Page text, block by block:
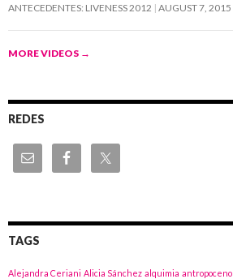
ANTECEDENTES: LIVENESS 2012 AUGUST 7, 2015
MORE VIDEOS →
REDES
TAGS
Alejandra Ceriani Alicia Sánchez alquimia antropoceno